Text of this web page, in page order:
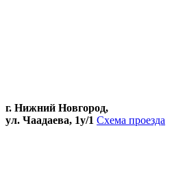
г. Нижний Новгород,
ул. Чаадаева, 1у/1 Схема проезда